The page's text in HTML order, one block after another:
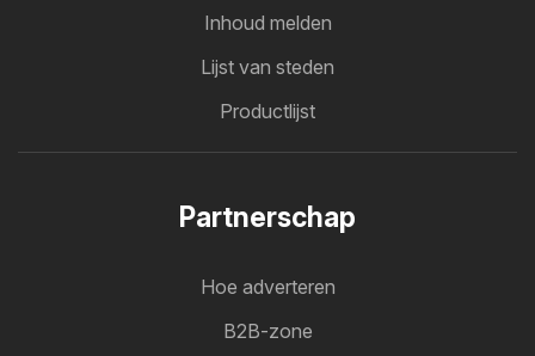
Inhoud melden
Lijst van steden
Productlijst
Partnerschap
Hoe adverteren
B2B-zone